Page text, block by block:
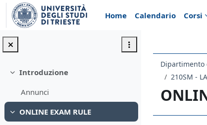
Vai al contenuto principale
Home
Calendario Corsi
Minimizza
Introduzione
Annunci
Minimizza
ONLINE EXAM RULE
Dipartimento
210SM -